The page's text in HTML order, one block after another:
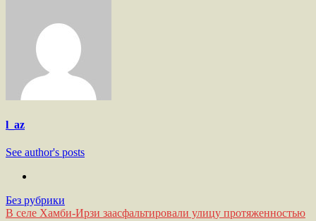
l_az
See author's posts
Без рубрики
Навигация
В селе Хамби-Ирзи заасфальтировали улицу протяженностью